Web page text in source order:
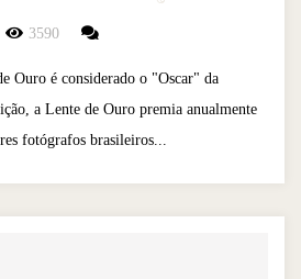
3590
Ouro é considerado o "Oscar" da
a Lente de Ouro premia anualmente
fotógrafos brasileiros...